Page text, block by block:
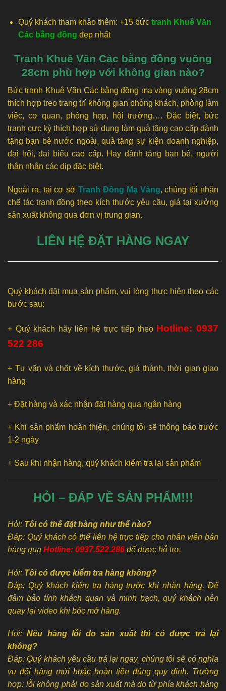
Quý khách tham khảo thêm: +15 bức tranh Khuê Văn
Các bằng đồng đẹp nhất
Tranh Khuê Văn Các bằng đồng vuông
28cm phù hợp với không gian nào?
Bức tranh Khuê Văn Các bằng đồng mạ vàng vuông 28cm
thích hợp treo trang trí không gian phòng khách, phòng làm
việc, cơ quan, phòng họp, hội trường…. Đặc biệt, bức
tranh cực kỳ thích hợp sử dụng làm quà tặng cao cấp dành
tặng bạn bè nước ngoài, quà tặng sự kiện doanh nghiệp,
đại hội, đại biểu cao cấp. Hay dành tặng bạn bè, người
thân nhân các dịp đặc biệt.
Ngoài ra, tại cơ sởTranh Đồng Mạ Vàng, chúng tôi nhận
chế tác tranh đồng theo kích thước yêu cầu, giá tại xưởng
sản xuất không qua đơn vị trung gian.
LIÊN HỆ ĐẶT HÀNG NGAY
Quý khách đặt mua sản phẩm, vui lòng thực hiện theo các
bước sau:
+ Quý khách hãy liên hệ trực tiếp theo Hotline: 0937
522 286
+ Tư vấn và chốt về kích thước, giá thành, thời gian giao
hàng
+ Đặt hàng và xác nhận đặt hàng qua ngân hàng
+ Khi sản phẩm hoàn thiện, chúng tôi sẽ thông báo trước
1-2 ngày
+ Sau khi nhận hàng, quý khách kiểm tra lại sản phẩm
HỎI – ĐÁP VỀ SẢN PHẨM!!!
Hỏi: Tôi có thể đặt hàng như thế nào?
Đáp: Quý khách có thể liên hệ trực tiếp cho nhân viên bán
hàng qua Hotline: 0937.522.286 để được hỗ trợ.
Hỏi: Tôi có được kiểm tra hàng không?
Đáp: Quý khách kiểm tra hàng trước khi nhận hàng. Để
đảm bảo tính khách quan và minh bạch, quý khách nên
quay lại video khi bóc mở hàng.
Hỏi:Nếu hàng lỗi do sản xuất thì có được trả lại
không?
Đáp: Quý khách yêu cầu trả lại ngay, chúng tôi sẽ có nghĩa
vụ đổi hàng mới hoặc hoàn tiền đúng quy định. Trường
hợp: lỗi không phải do sản xuất mà do từ phía khách hàng